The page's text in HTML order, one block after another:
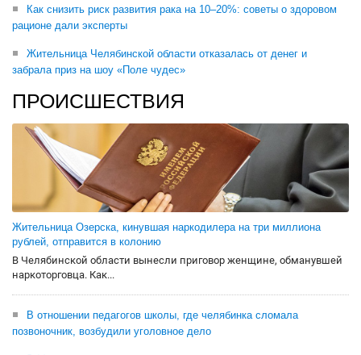
Как снизить риск развития рака на 10–20%: советы о здоровом
рационе дали эксперты
Жительница Челябинской области отказалась от денег и
забрала приз на шоу «Поле чудес»
ПРОИСШЕСТВИЯ
Жительница Озерска, кинувшая наркодилера на три миллиона
рублей, отправится в колонию
В Челябинской области вынесли приговор женщине, обманувшей
наркоторговца. Как...
В отношении педагогов школы, где челябинка сломала
позвоночник, возбудили уголовное дело